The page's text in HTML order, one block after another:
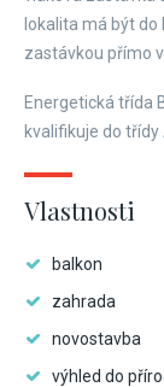
lokalita má být
zastávkou přímo
Energetická třída
kvalifikuje do třídy
Vlastnosti
balkon
zahrada
novostavba
výhled do